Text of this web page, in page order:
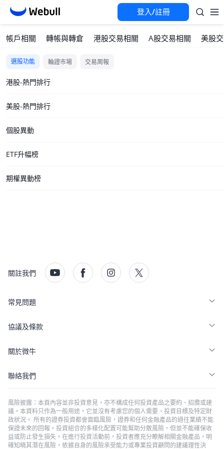
登入/註冊
帳戶相關 轉帳與轉倉 港股交易相關 A股交易相關 美股
選股功能 輪證市場 交易周報
港股-熱門排行
美股-熱門排行
個股異動
ETF升幅榜
期權異動榜
關註我們
常見問題
協議及條款
關於微牛
聯絡我們
風險披露：本頁內容並非投資意見，亦不構成任何投資產品之要約、招攬或建
議。本資料只作為一般用途，它並沒有考慮您的個人需要、投資目標及特定財
政狀況。 所有的證券投資都會面臨風險，證券和任何金融產品的過往業績不能
保證未來的回報。投資組合的多樣化配置可能幫助分散風險，但並不能確保收
益或防止發生損失。在進行投資活動前，投資者應充分瞭解相關金融產品，明
確知曉其潛在風險，依據自身的風險承受能力或專業投資顧問的建議理性決